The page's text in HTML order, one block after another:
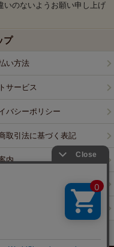
いのないようお願い申し上げ
プ
い方法
サービス
バシーポリシー
取引法に基づく表記
内